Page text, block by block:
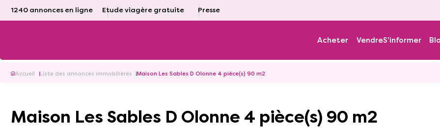
1240 annonces en ligne Etude viagère gratuite Presse
Acheter VendreS'informer
Accueil Liste des annonces immobilières Maison Les Sables D Olonne 4 pièce(s) 90 m2
Maison Les Sables D Olonne 4 pièce(s) 90 m2